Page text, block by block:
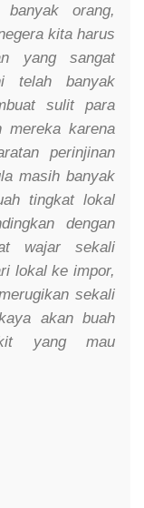
orang,
kita harus
yang sangat
telah banyak
sulit para
mereka karena
perinjinan
masih banyak
tingkat lokal
dengan
wajar sekali
lokal ke impor,
sekali
akan buah
yang mau